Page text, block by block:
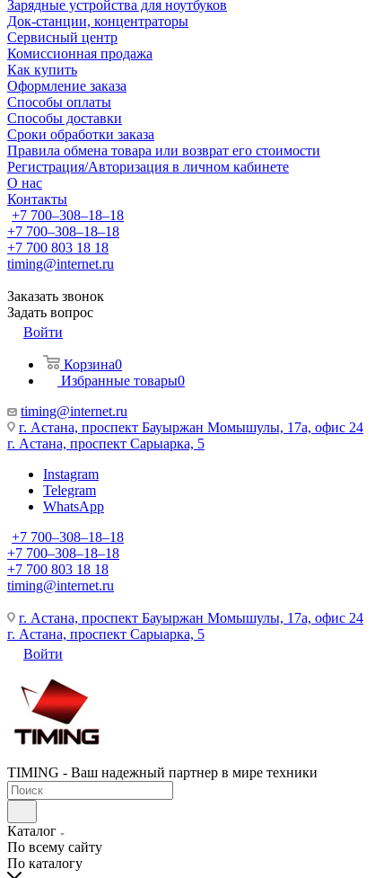
Зарядные устройства для ноутбуков
Док-станции, концентраторы
Сервисный центр
Комиссионная продажа
Как купить
Оформление заказа
Способы оплаты
Способы доставки
Сроки обработки заказа
Правила обмена товара или возврат его стоимости
Регистрация/Авторизация в личном кабинете
О нас
Контакты
+7 700‒308‒18‒18
+7 700‒308‒18‒18
+7 700 803 18 18
timing@internet.ru
Заказать звонок
Задать вопрос
Войти
Корзина0
Избранные товары0
timing@internet.ru
г. Астана, проспект Бауыржан Момышулы, 17а, офис 24
г. Астана, проспект Сарыарка, 5
Instagram
Telegram
WhatsApp
+7 700‒308‒18‒18
+7 700‒308‒18‒18
+7 700 803 18 18
timing@internet.ru
г. Астана, проспект Бауыржан Момышулы, 17а, офис 24
г. Астана, проспект Сарыарка, 5
Войти
TIMING - Ваш надежный партнер в мире техники
Каталог
По всему сайту
По каталогу